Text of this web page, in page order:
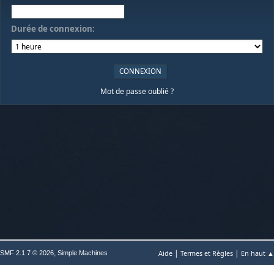
Durée de connexion:
Mot de passe oublié ?
Aide | Termes et Règles | En haut ▲
SMF 2.1.7 © 2026, Simple Machines